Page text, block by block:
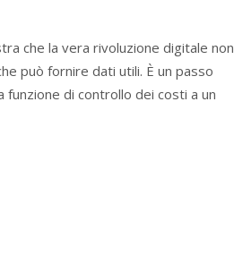
che la vera rivoluzione digitale non
può fornire dati utili. È un passo
funzione di controllo dei costi a un